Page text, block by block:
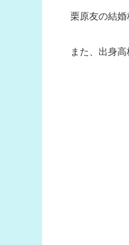
栗原友の結婚
また、出身